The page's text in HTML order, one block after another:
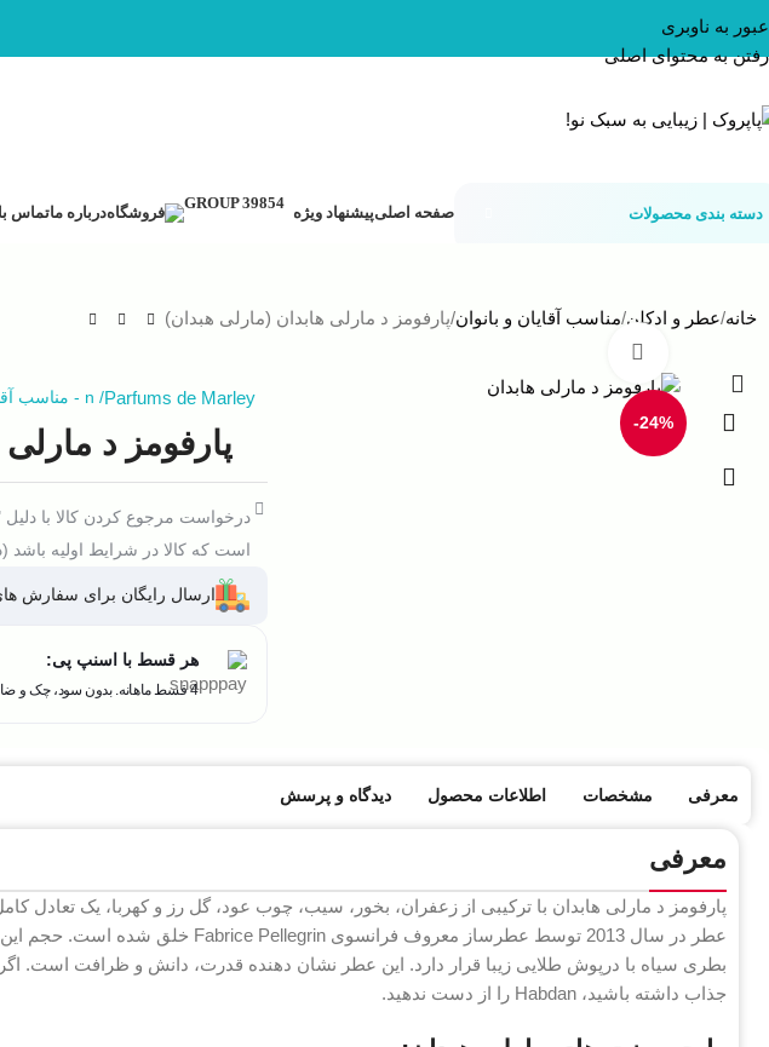
عبور به ناوبری
رفتن به محتوای اصلی
دسته بندی محصولات صفحه اصلیپیشنهاد ویژه فروشگاهدرباره ماتماس
خانه عطر و ادکلن مناسب آقایان و بانوان پارفومز د مارلی هابدان (مارلی هبدان)
-24%
Parfums de Marley
/
n
- مناسب
پارفومز د
درخواست مرجوع کردن کالا با دلیل
است که کالا در شرایط اولیه باشد
ارسال رایگان برای سفارش های بالای
هر قسط با اسنپ پی:
4 قسط ماهانه. بدون سود، چک و ضامن.
معرفی مشخصات اطلاعات محصول دیدگاه و پرسش
معرفی
پارفومز د مارلی هابدان با ترکیبی از زعفران، بخور، سیب، چوب عود، گل رز و کهربا، یک تعادل
بطری سیاه با درپوش طلایی زیبا قرار دارد. این عطر نشان دهنده قدرت، دانش و ظرافت است.
جذاب داشته باشید، Habdan را از دست ندهید.